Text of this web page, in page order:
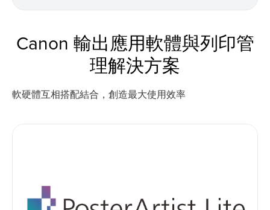
Canon 輸出應用軟體與列印管
理解決方案
軟硬體互相搭配結合，創造最大使用效率